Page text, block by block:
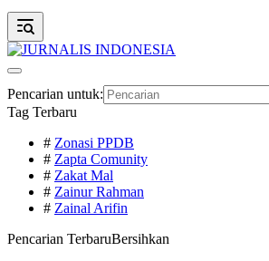
Pencarian untuk:
Tag Terbaru
# Zonasi PPDB
# Zapta Comunity
# Zakat Mal
# Zainur Rahman
# Zainal Arifin
Pencarian TerbaruBersihkan